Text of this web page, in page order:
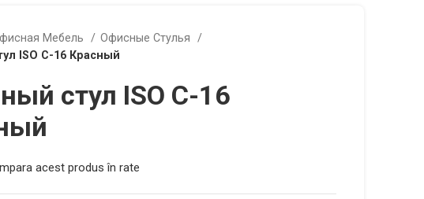
Мебель
Офисные Стулья
ISO C-16 Красный
стул ISO C-16
acest produs în rate